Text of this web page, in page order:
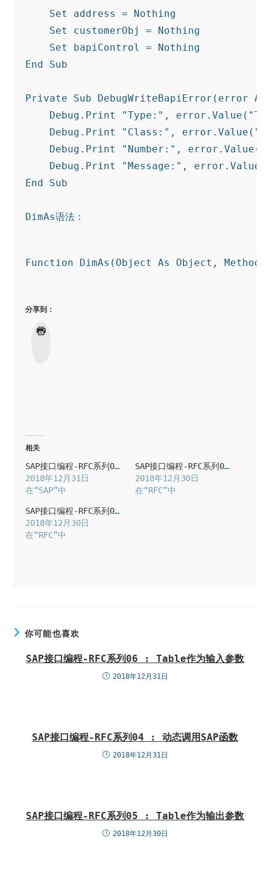
Set address = Nothing
Set
customerObj = Nothing
Set
bapiControl = Nothing
End
Sub
Private Sub DebugWriteBapiError( error As
    Debug.Print
"Type:" , error .Value(
    Debug.Print
"Class:" , error .Value(
    Debug.Print
"Number:" , error .Value(
    Debug.Print
"Message:" , error .Value(
End
Sub
DimAs语法：
Function DimAs(Object As Object,
分享到：
相关
SAP接口编程-RFC系列09 : 使用BAPI
2018年12月31日
在“SAP”中
SAP接口编程-RFC系列03 : RFC调用SAP函数
2018年12月30日
在“RFC”中
SAP接口编程-RFC系列01 : RFC Hello World
2018年12月30日
在“RFC”中
你可能也喜欢
SAP接口编程-RFC系列06 : Table作为输入参数
2018年12月31日
SAP接口编程-RFC系列04 : 动态调用SAP函数
2018年12月31日
SAP接口编程-RFC系列05 : Table作为输出参数
2018年12月30日